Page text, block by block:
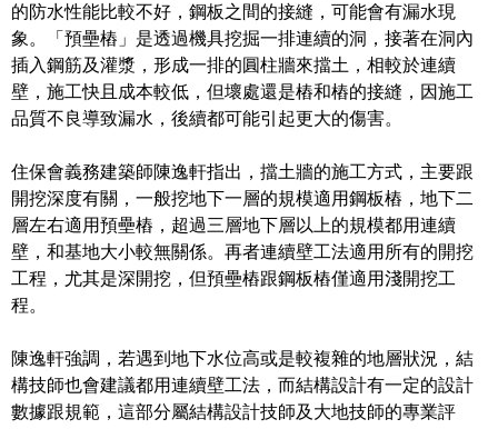
的防水性能比較不好，鋼板之間的接縫，可能會有漏水現
象。「預壘樁」是透過機具挖掘一排連續的洞，接著在洞內
插入鋼筋及灌漿，形成一排的圓柱牆來擋土，相較於連續
壁，施工快且成本較低，但壞處還是樁和樁的接縫，因施工
品質不良導致漏水，後續都可能引起更大的傷害。
住保會義務建築師陳逸軒指出，擋土牆的施工方式，主要跟
開挖深度有關，一般挖地下一層的規模適用鋼板樁，地下二
層左右適用預壘樁，超過三層地下層以上的規模都用連續
壁，和基地大小較無關係。再者連續壁工法適用所有的開挖
工程，尤其是深開挖，但預壘樁跟鋼板樁僅適用淺開挖工
程。
陳逸軒強調，若遇到地下水位高或是較複雜的地層狀況，結
構技師也會建議都用連續壁工法，而結構設計有一定的設計
數據跟規範，這部分屬結構設計技師及大地技師的專業評